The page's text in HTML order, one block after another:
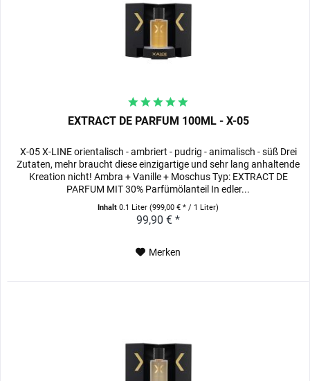
EXTRACT DE PARFUM 100ML - X-05
X-05 X-LINE orientalisch - ambriert - pudrig - animalisch - süß Drei
Zutaten, mehr braucht diese einzigartige und sehr lang anhaltende
Kreation nicht! Ambra + Vanille + Moschus Typ: EXTRACT DE
PARFUM MIT 30% Parfümölanteil In edler...
Inhalt0.1 Liter(999,00 € * / 1 Liter)
99,90 € *
Merken